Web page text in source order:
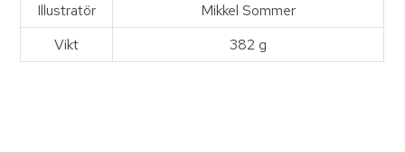
Illustratör
Mikkel Sommer
Vikt
382 g